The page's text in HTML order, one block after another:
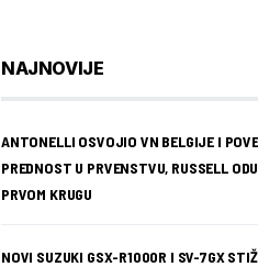
NAJNOVIJE
ANTONELLI OSVOJIO VN BELGIJE I
PREDNOST U PRVENSTVU, RUSSELL
PRVOM KRUGU
NOVI SUZUKI GSX-R1000R I SV-7GX